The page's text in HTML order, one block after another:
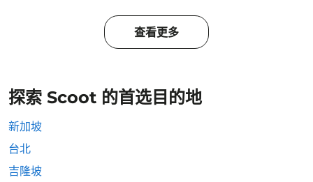
查看更多
探索 Scoot 的首选目的地
新加坡
台北
吉隆坡